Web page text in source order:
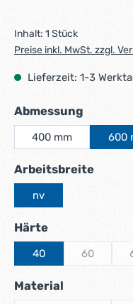
Inhalt: 1 Stück
Preise inkl. MwSt. zzgl.
Lieferzeit: 1-3
Abmessung
400 mm 600
Arbeitsbreite
nv
Härteauswählen
40 60
Material